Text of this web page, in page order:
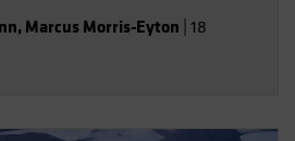
, Marcus Morris-Eyton 18